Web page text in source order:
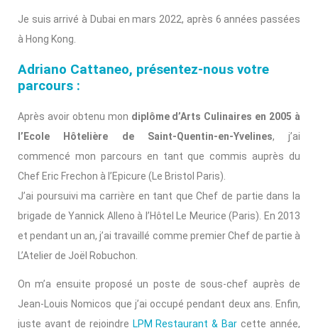
Je suis arrivé à Dubai en mars 2022, après 6 années passées
à Hong Kong.
Adriano Cattaneo, présentez-nous votre
parcours :
Après avoir obtenu mon diplôme d’Arts Culinaires en 2005 à
l’Ecole Hôtelière de Saint-Quentin-en-Yvelines, j’ai
commencé mon parcours en tant que commis auprès du
Chef Eric Frechon à l’Epicure (Le Bristol Paris).
J’ai poursuivi ma carrière en tant que Chef de partie dans la
brigade de Yannick Alleno à l’Hôtel Le Meurice (Paris). En 2013
et pendant un an, j’ai travaillé comme premier Chef de partie à
L’Atelier de Joël Robuchon.
On m’a ensuite proposé un poste de sous-chef auprès de
Jean-Louis Nomicos que j’ai occupé pendant deux ans. Enfin,
juste avant de rejoindre LPM Restaurant & Bar cette année,